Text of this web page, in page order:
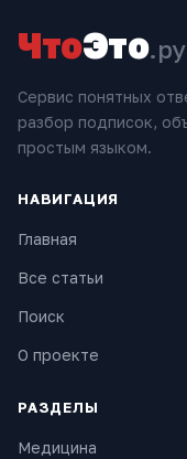
ЧтоЭто.ру
Сервис понятных
разбор подписок,
простым языком.
НАВИГАЦИЯ
Главная
Все статьи
Поиск
О проекте
РАЗДЕЛЫ
Медицина